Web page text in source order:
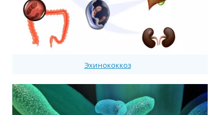
Эхинококкоз